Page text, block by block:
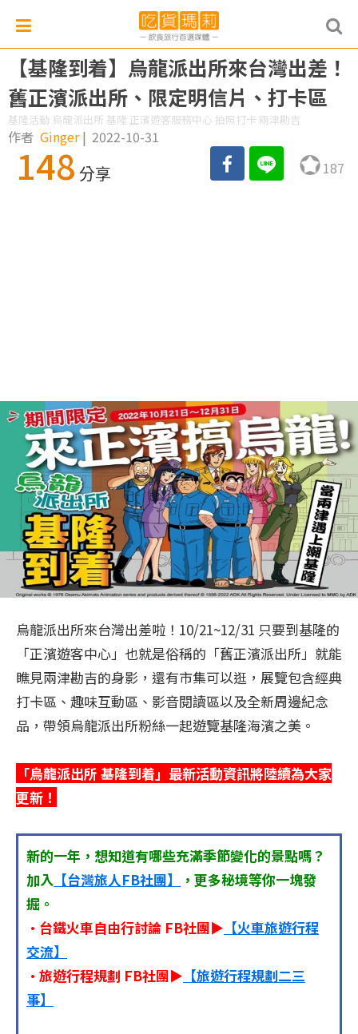
【基隆到着】烏龍派出所來台灣出差！
舊正濱派出所、限定明信片、打卡區
基隆活動 烏龍派出所 基隆 正濱遊客服務中心 拍照打卡 兩津勘吉
作者 Ginger| 2022-10-31
148 分享 187
烏龍派出所來台灣出差啦！10/21~12/31 只要到基隆的
「正濱遊客中心」也就是俗稱的「舊正濱派出所」就能
瞧見兩津勘吉的身影，還有市集可以逛，展覽包含經典
打卡區、趣味互動區、影音閱讀區以及全新周邊紀念
品，帶領烏龍派出所粉絲一起遊覽基隆海濱之美。
「烏龍派出所 基隆到着」最新活動資訊將陸續為大家
更新！
新的一年，想知道有哪些充滿季節變化的景點嗎？
加入 【台灣旅人FB社團】
，更多秘境等你一塊發
掘。
•台鐵火車自由行討論 FB社團▶ 【火車旅遊行程
交流】
•旅遊行程規劃 FB社團▶ 【旅遊行程規劃二三
事】